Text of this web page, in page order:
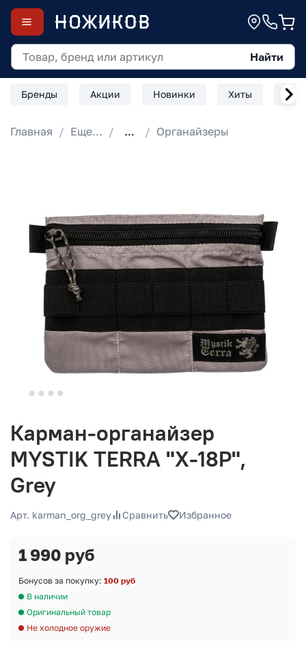
Найти
Бренды Акции Новинки Хиты
Главная Еще... ... Органайзеры
Карман-органайзер
MYSTIK TERRA "Х-18Р",
Grey
Арт. karman_org_grey Сравнить Избранное
1 990 руб
Бонусов за покупку: 100 руб
В наличии
Оригинальный товар
Не холодное оружие